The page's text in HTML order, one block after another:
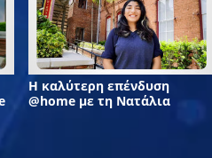
Η καλύτερη επένδυση
@home με τη Νατάλια